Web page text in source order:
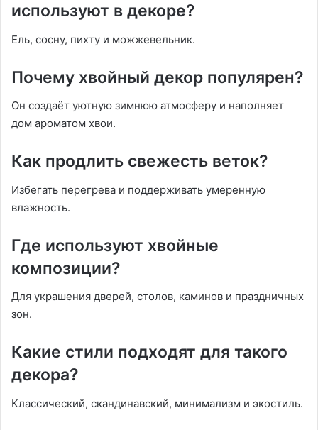
используют в декоре?
Ель, сосну, пихту и можжевельник.
Почему хвойный декор популярен?
Он создаёт уютную зимнюю атмосферу и наполняет
дом ароматом хвои.
Как продлить свежесть веток?
Избегать перегрева и поддерживать умеренную
влажность.
Где используют хвойные
композиции?
Для украшения дверей, столов, каминов и праздничных
зон.
Какие стили подходят для такого
декора?
Классический, скандинавский, минимализм и экостиль.